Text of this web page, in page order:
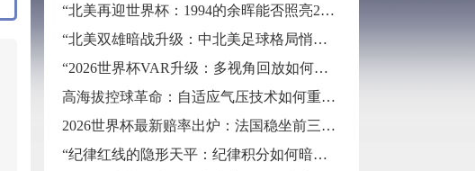
“北美再迎世界杯：1994的余晖能否照亮2026？”
“北美双雄暗战升级：中北美足球格局悄然生变”
“2026世界杯VAR升级：多视角回放如何改写比赛判罚逻辑”
高海拔控球革命：自适应气压技术如何重塑2026世界杯用球标准
2026世界杯最新赔率出炉：法国稳坐前三，姆巴佩率队剑指卫冕
“纪律红线的隐形天平：纪律积分如何暗中改写世预赛出线格局”